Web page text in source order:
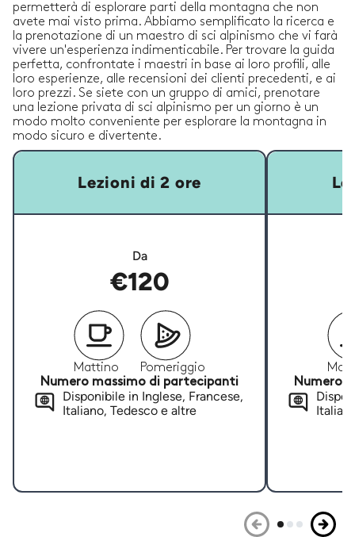
permetterà di esplorare parti della montagna che non
avete mai visto prima. Abbiamo semplificato la ricerca e
la prenotazione di un maestro di sci alpinismo che vi farà
vivere un'esperienza indimenticabile. Per trovare la guida
perfetta, confrontate i maestri in base ai loro profili, alle
loro esperienze, alle recensioni dei clienti precedenti, e ai
loro prezzi. Se siete con un gruppo di amici, prenotare
una lezione privata di sci alpinismo per un giorno è un
modo molto conveniente per esplorare la montagna in
modo sicuro e divertente.
Lezioni di 2 ore
Da
€120
Mattino
Pomeriggio
Numero massimo di partecipanti
Disponibile in Inglese, Francese,
Italiano, Tedesco e altre
Numero